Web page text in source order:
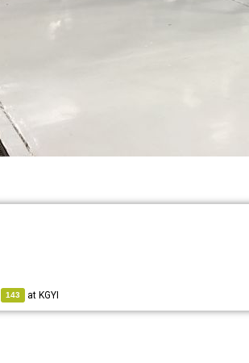
143 at KGYI